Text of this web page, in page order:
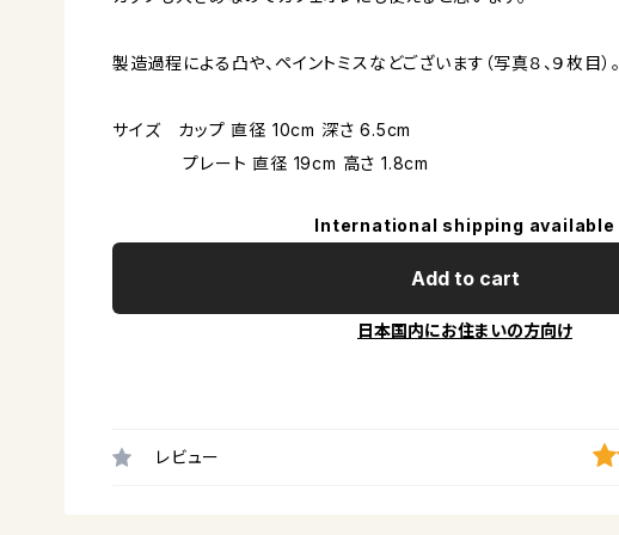
製造過程による凸や、ペイントミスなどございます（写真８、９枚目）。
サイズ カップ 直径 10cm 深さ 6.5cm
プレート 直径 19cm 高さ 1.8cm
International shipping available
Add to cart
日本国内にお住まいの方向け
レビュー